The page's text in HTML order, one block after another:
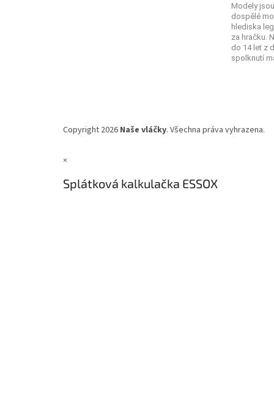
Modely
dospělé
hlediska
za hračku.
do 14 let z
spolknutí
Copyright 2026 Naše vláčky. Všechna práva vyhrazena.
×
Splátková kalkulačka ESSOX